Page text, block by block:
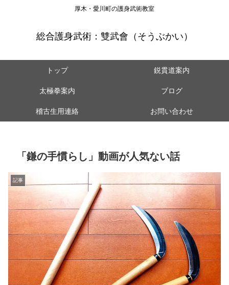
厚木・愛川町の護身武術教室
総合護身武術：雙武會（そうぶかい）
トップ 鋭貫道案内
太極拳案内 ブログ
稽古生用連絡 お問い合わせ
「鎌の手慣らし」動画が人気ない話
記事